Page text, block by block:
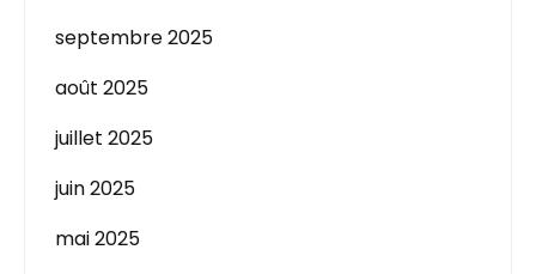
septembre 2025
août 2025
juillet 2025
juin 2025
mai 2025